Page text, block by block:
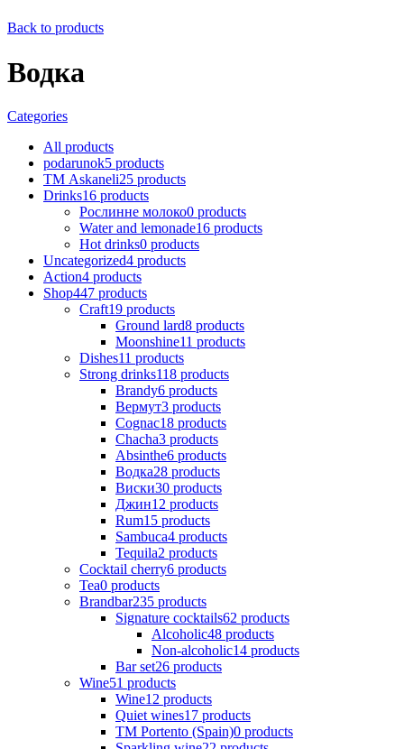
Back to products
Водка
Categories
All products
podarunok5 products
ТМ Askaneli25 products
Drinks16 products
Рослинне молоко0 products
Water and lemonade16 products
Hot drinks0 products
Uncategorized4 products
Action4 products
Shop447 products
Craft19 products
Ground lard8 products
Moonshine11 products
Dishes11 products
Strong drinks118 products
Brandy6 products
Вермут3 products
Cognac18 products
Chacha3 products
Absinthe6 products
Водка28 products
Виски30 products
Джин12 products
Rum15 products
Sambuca4 products
Tequila2 products
Cocktail cherry6 products
Tea0 products
Brandbar235 products
Signature cocktails62 products
Alcoholic48 products
Non-alcoholic14 products
Bar set26 products
Wine51 products
Wine12 products
Quiet wines17 products
ТМ Portento (Spain)0 products